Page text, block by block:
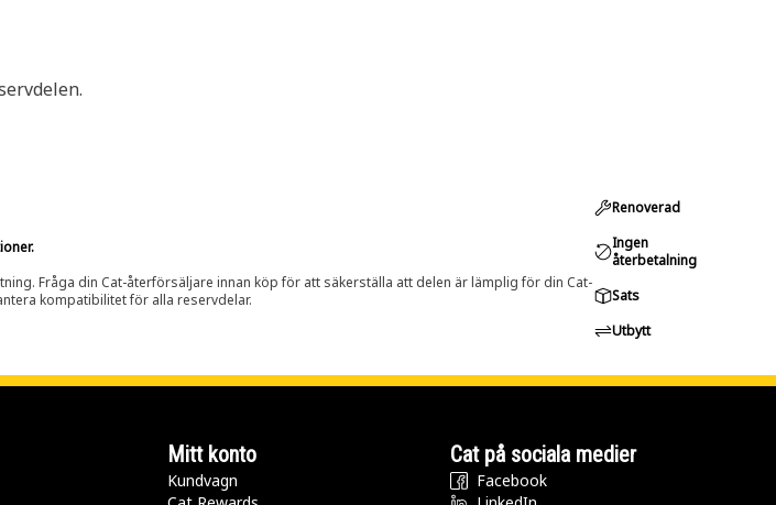
Fråga din Cat-återförsäljare innan köp för att säkerställa att delen är lämplig för din Cat-
kompatibilitet för alla reservdelar.
Renoverad
Ingen
återbetalning
Sats
Utbytt
Mitt konto
Kundvagn
Cat på sociala medier
Facebook